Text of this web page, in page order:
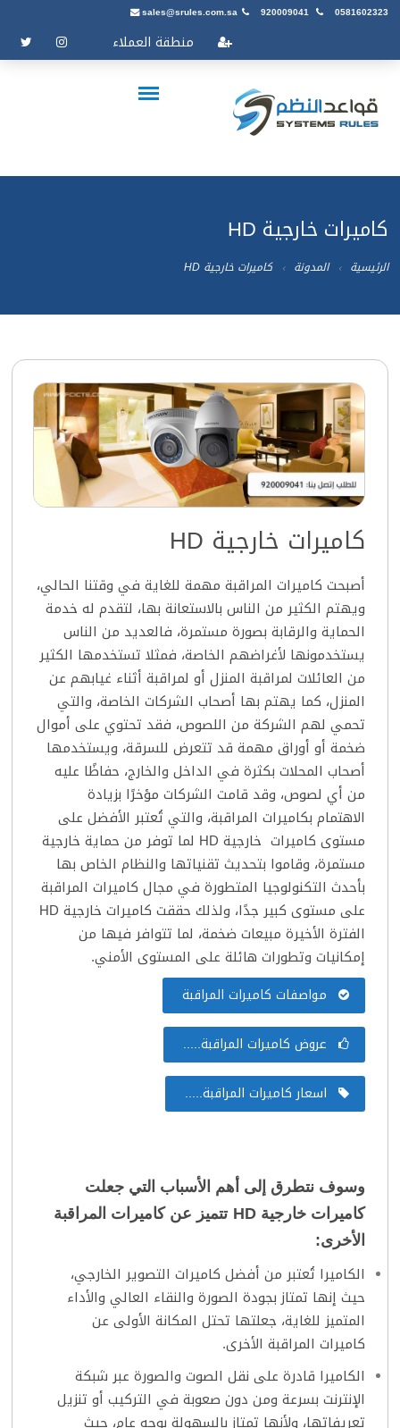
sales@srules.com.sa 920009041 0581602323
منطقة العملاء
كاميرات خارجية HD
الرئيسية المدونة كاميرات خارجية HD
كاميرات خارجية HD
أصبحت كاميرات المراقبة مهمة للغاية في وقتنا الحالي،
ويهتم الكثير من الناس بالاستعانة بها، لتقدم له خدمة
الحماية والرقابة بصورة مستمرة، فالعديد من الناس
يستخدمونها لأغراضهم الخاصة، فمثلا تستخدمها الكثير
من العائلات لمراقبة المنزل أو لمراقبة أثناء غيابهم عن
المنزل، كما يهتم بها أصحاب الشركات الخاصة، والتي
تحمي لهم الشركة من اللصوص، فقد تحتوي على أموال
ضخمة أو أوراق مهمة قد تتعرض للسرقة، ويستخدمها
أصحاب المحلات بكثرة في الداخل والخارج، حفاظًا عليه
من أي لصوص، وقد قامت الشركات مؤخرًا بزيادة
الاهتمام بكاميرات المراقبة، والتي تُعتبر الأفضل على
مستوى كاميرات خارجية HD لما توفر من حماية خارجية
مستمرة، وقاموا بتحديث تقنياتها والنظام الخاص بها
بأحدث التكنولوجيا المتطورة في مجال كاميرات المراقبة
على مستوى كبير جدًا، ولذلك حققت كاميرات خارجية HD
الفترة الأخيرة مبيعات ضخمة، لما تتوافر فيها من
إمكانيات وتطورات هائلة على المستوى الأمني.
مواصفات كاميرات المراقبة
عروض كاميرات المراقبة.....
اسعار كاميرات المراقبة.....
وسوف نتطرق إلى أهم الأسباب التي جعلت
كاميرات خارجيةHD تتميز عن كاميرات المراقبة
الأخرى:
الكاميرا تُعتبر من أفضل كاميرات التصوير الخارجي،
حيث إنها تمتاز بجودة الصورة والنقاء العالي والأداء
المتميز للغاية، جعلتها تحتل المكانة الأولى عن
كاميرات المراقبة الأخرى.
الكاميرا قادرة على نقل الصوت والصورة عبر شبكة
الإنترنت بسرعة ومن دون صعوبة في التركيب أو تنزيل
تعريفاتها، ولأنها تمتاز بالسهولة بوجه عام، حيث